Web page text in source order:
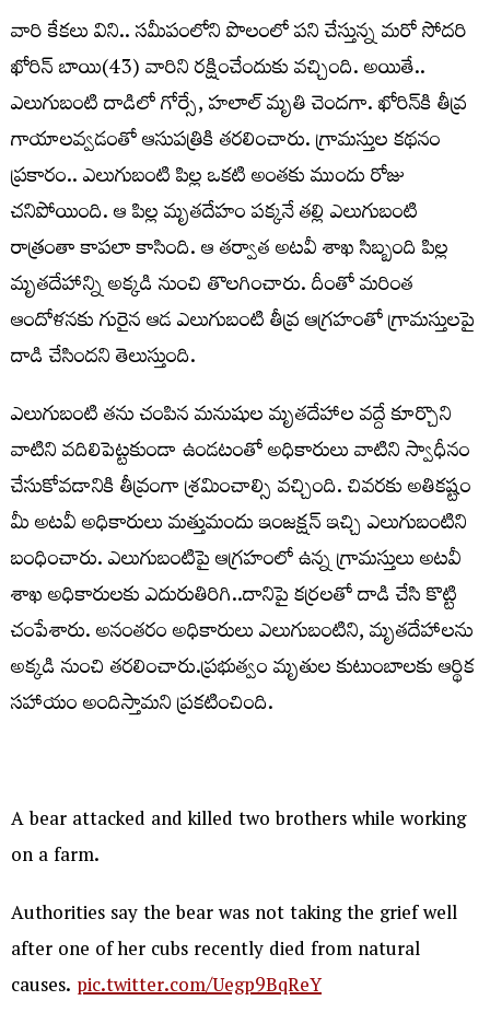
వారి కేకలు విని.. సమీపంలోని పొలంలో పని చేస్తున్న మరో సోదరి
ఖోరిన్ బాయి(43) వారిని రక్షించేందుకు వచ్చింది. అయితే..
ఎలుగుబంటి దాడిలో గోర్సే, హలాల్ మృతి చెందగా. ఖోరిన్‌కి తీవ్ర
గాయాలవ్వడంతో ఆసుపత్రికి తరలించారు. గ్రామస్తుల కథనం
ప్రకారం.. ఎలుగుబంటి పిల్ల ఒకటి అంతకు ముందు రోజు
చనిపోయింది. ఆ పిల్ల మృతదేహం పక్కనే తల్లి ఎలుగుబంటి
రాత్రంతా కాపలా కాసింది. ఆ తర్వాత అటవీ శాఖ సిబ్బంది పిల్ల
మృతదేహాన్ని అక్కడి నుంచి తొలగించారు. దీంతో మరింత
ఆందోళనకు గురైన ఆడ ఎలుగుబంటి తీవ్ర ఆగ్రహంతో గ్రామస్తులపై
దాడి చేసిందని తెలుస్తుంది.
ఎలుగుబంటి తను చంపిన మనుషుల మృతదేహాల వద్దే కూర్చొని
వాటిని వదిలిపెట్టకుండా ఉండటంతో అధికారులు వాటిని స్వాధీనం
చేసుకోవడానికి తీవ్రంగా శ్రమించాల్సి వచ్చింది. చివరకు అతికష్టం
మీ అటవీ అధికారులు మత్తుమందు ఇంజక్షన్ ఇచ్చి ఎలుగుబంటిని
బంధించారు. ఎలుగుబంటిపై ఆగ్రహంలో ఉన్న గ్రామస్తులు అటవీ
శాఖ అధికారులకు ఎదురుతిరిగి..దానిపై కర్రలతో దాడి చేసి కొట్టి
చంపేశారు. అనంతరం అధికారులు ఎలుగుబంటిని, మృతదేహాలను
అక్కడి నుంచి తరలించారు.ప్రభుత్వం మృతుల కుటుంబాలకు ఆర్థిక
సహాయం అందిస్తామని ప్రకటించింది.
A bear attacked and killed two brothers while working
on a farm.
Authorities say the bear was not taking the grief well
after one of her cubs recently died from natural
causes.pic.twitter.com/Uegp9BqReY